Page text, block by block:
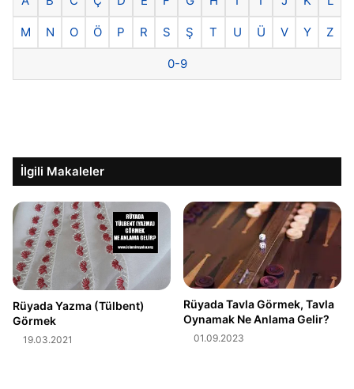
M N O Ö P R S Ş T U Ü V Y Z
0-9
İlgili Makaleler
Rüyada Yazma (Tülbent)
Görmek
19.03.2021
Rüyada Tavla Görmek, Tavla
Oynamak Ne Anlama Gelir?
01.09.2023